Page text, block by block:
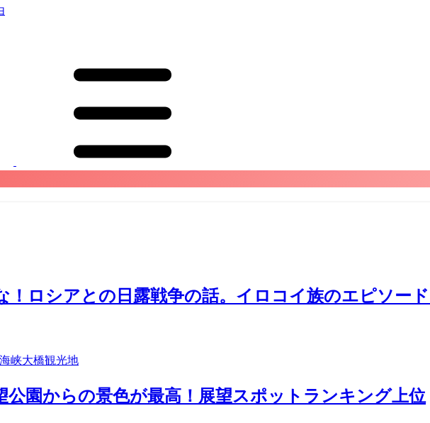
！ロシアとの日露戦争の話。イロコイ族のエピソー
観光地
公園からの景色が最高！展望スポットランキング上位